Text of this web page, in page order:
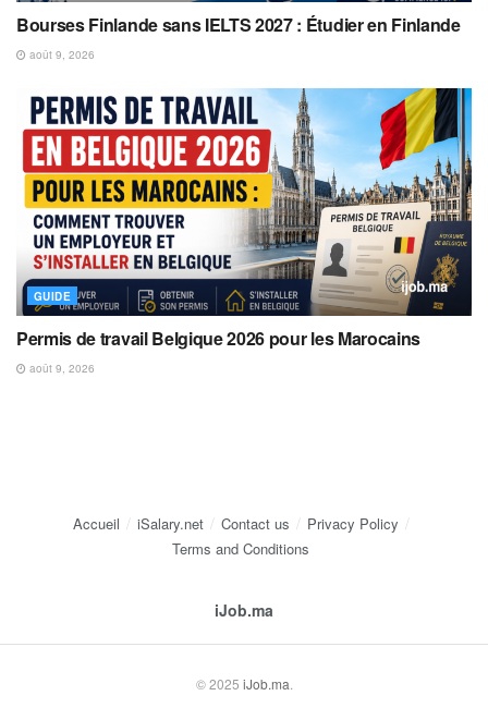
Bourses Finlande sans IELTS 2027 : Étudier en Finlande
août 9, 2026
GUIDE
Permis de travail Belgique 2026 pour les Marocains
août 9, 2026
Accueil iSalary.net Contact us
Privacy Policy
Terms and Conditions
iJob.ma
© 2025 iJob.ma